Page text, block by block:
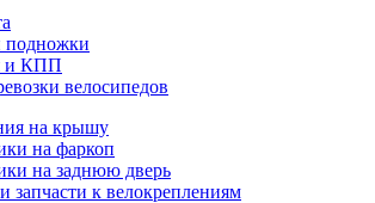
подножки
и КПП
велосипедов
на крышу
на фаркоп
на заднюю дверь
запчасти к велокреплениям